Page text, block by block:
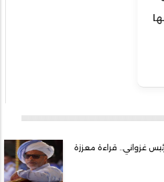
غزواني.. قراءة معززة